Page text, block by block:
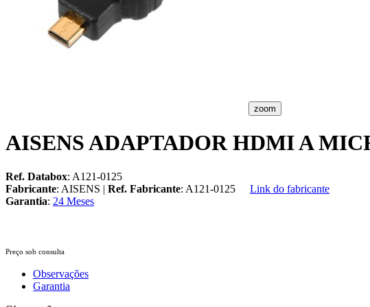
zoom
AISENS ADAPTADOR HDMI A
Ref. Databox: A121-0125
Fabricante: AISENS | Ref. Fabricante: A121-0125
Link do fabricante
Garantia: 24 Meses
Preço sob consulta
Observações
Garantia